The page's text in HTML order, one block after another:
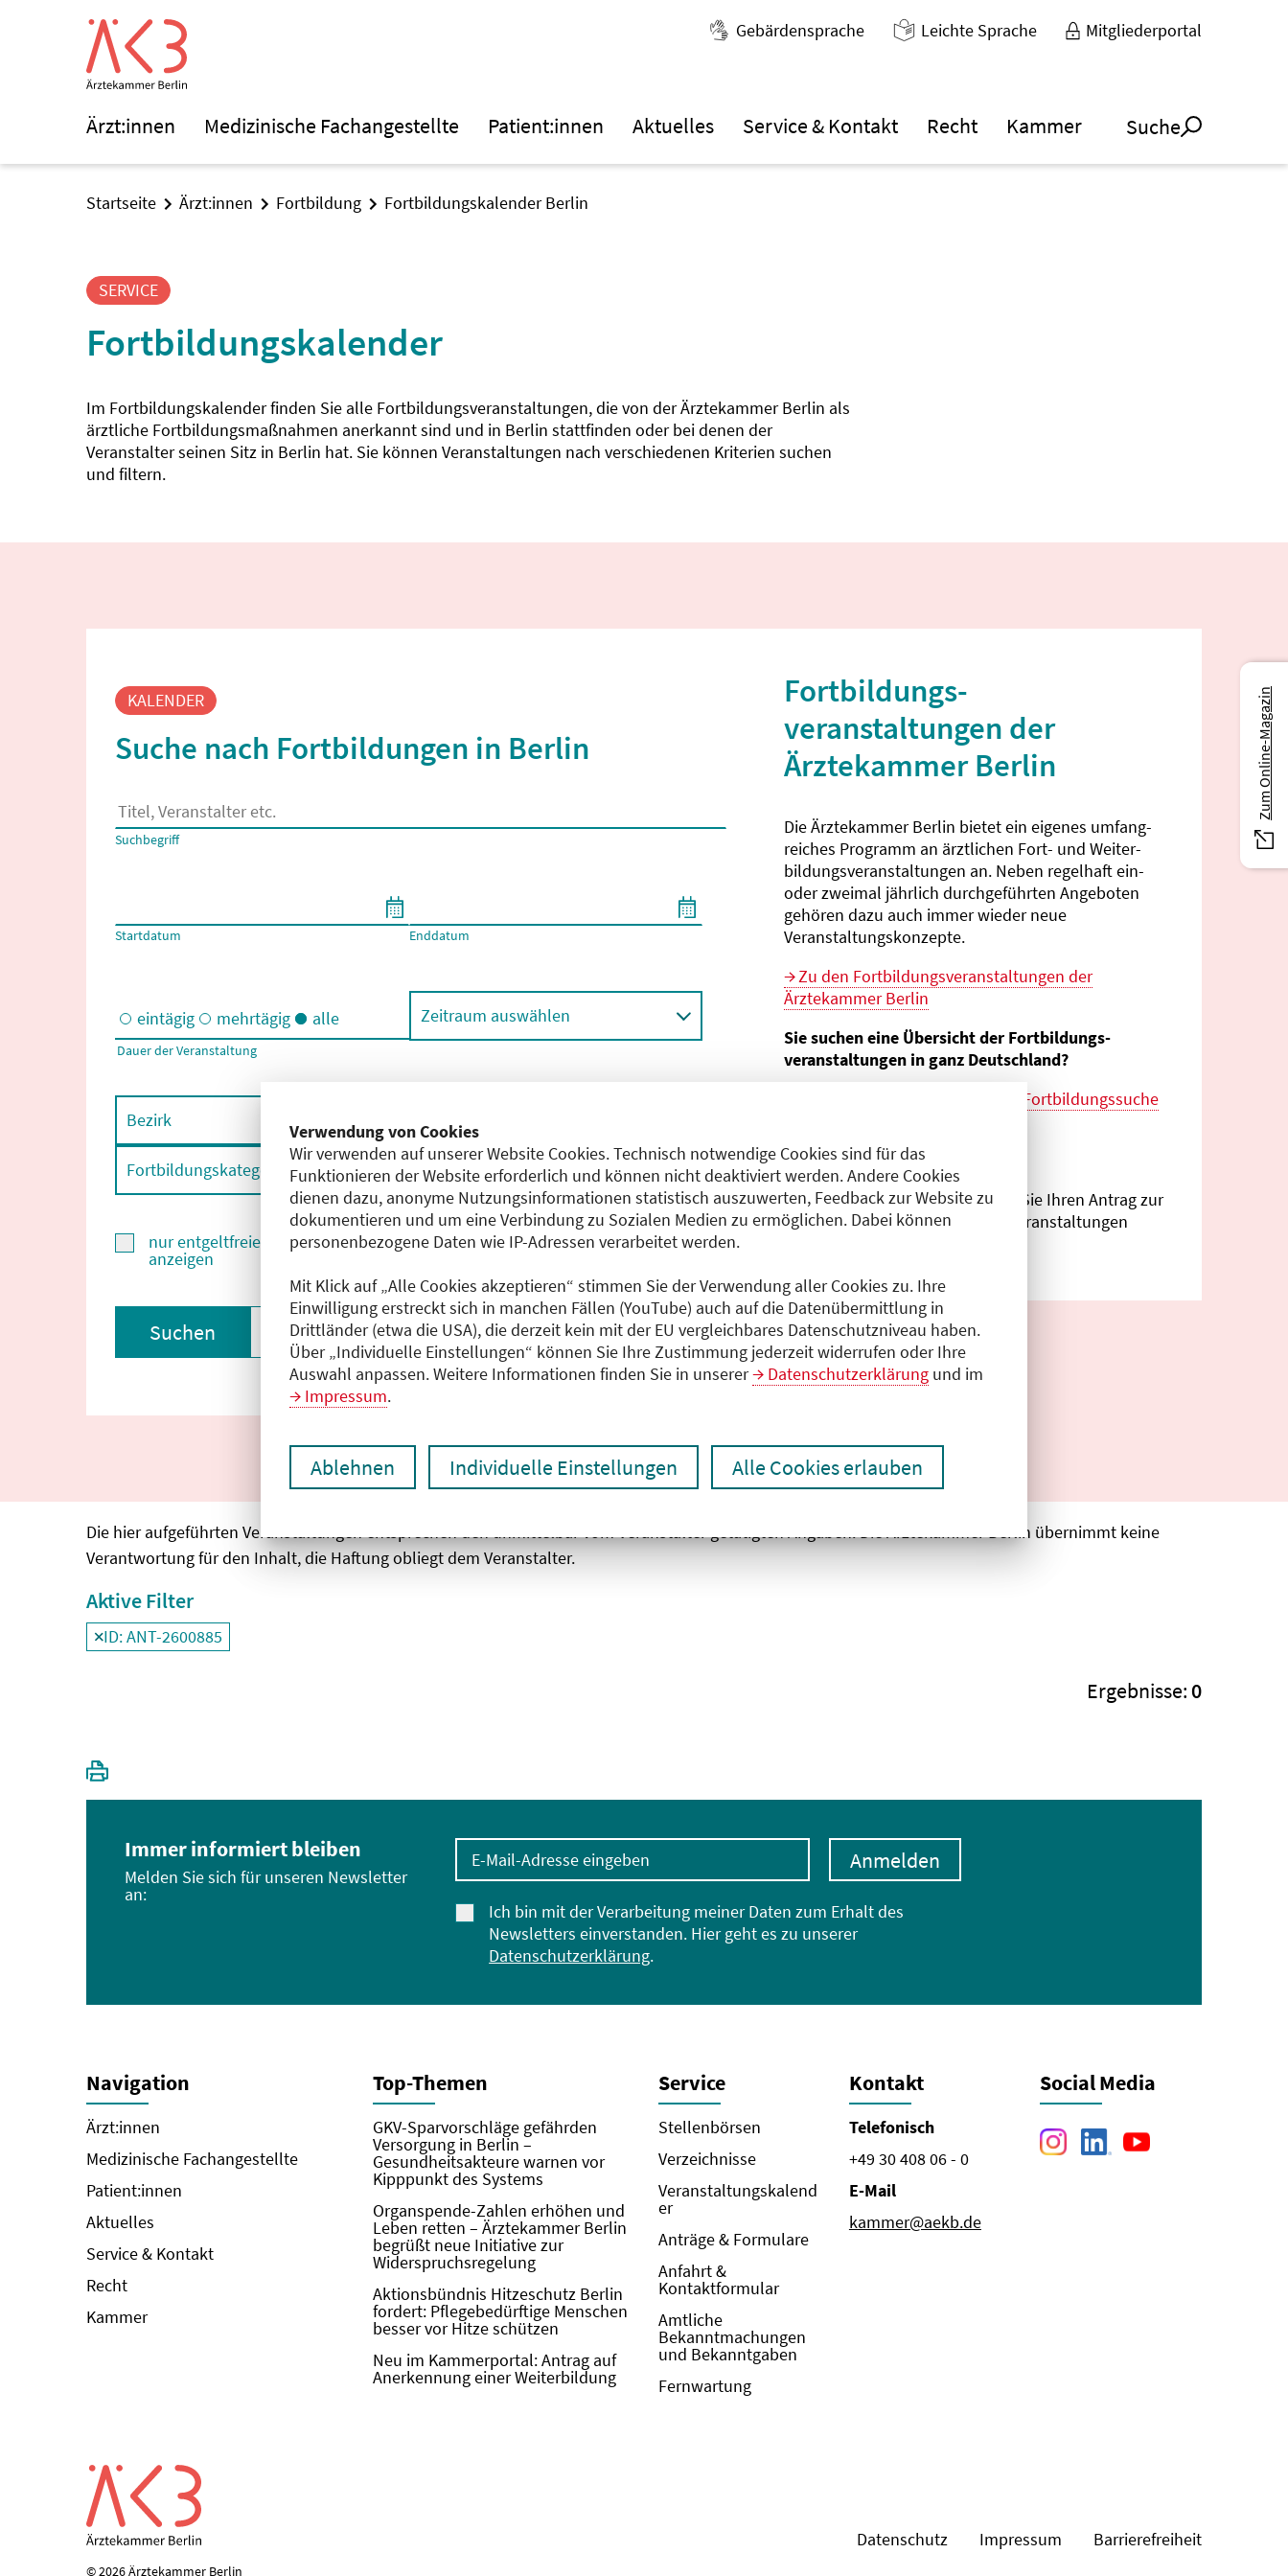
Verwendung von Cookies
Wir verwenden auf unserer Website Cookies. Technisch notwendige Cookies sind für das
Funktionieren der Website erforderlich und können nicht deaktiviert werden. Andere Cookies
dienen dazu, anonyme Nutzungsinformationen statistisch auszuwerten, Feedback zur Website zu
dokumentieren und um eine Verbindung zu Sozialen Medien zu ermöglichen. Dabei können
personenbezogene Daten wie IP-Adressen verarbeitet werden.
Mit Klick auf „Alle Cookies akzeptieren“ stimmen Sie der Verwendung aller Cookies zu. Ihre
Einwilligung erstreckt sich in manchen Fällen (YouTube) auch auf die Datenübermittlung in
Drittländer (etwa die USA), die derzeit kein mit der EU vergleichbares Datenschutzniveau haben.
Über „Individuelle Einstellungen“ können Sie Ihre Zustimmung jederzeit widerrufen oder Ihre
Auswahl anpassen. Weitere Informationen finden Sie in unserer
Datenschutzerklärung und im
Impressum.
Ablehnen Individuelle Einstellungen Alle Cookies erlauben
Gebärdensprache Leichte Sprache Mitgliederportal
Ärzt:innen Medizinische Fachangestellte Patient:innen Aktuelles Service & Kontakt Recht Kammer Suche
Startseite Ärzt:innen Fortbildung Fortbildungskalender Berlin
SERVICE
Fortbildungskalender
Im Fortbildungskalender finden Sie alle Fortbildungsveranstaltungen, die von der Ärztekammer Berlin als
ärztliche Fortbildungsmaßnahmen anerkannt sind und in Berlin stattfinden oder bei denen der
Veranstalter seinen Sitz in Berlin hat. Sie können Veranstaltungen nach verschiedenen Kriterien suchen
und filtern.
KALENDER
Suche nach Fortbildungen in Berlin
Es erscheinen Suchvorschläge, wenn mindestens 2 Zeichen eingegeben wurden.
Suchbegriff
Startdatum Enddatum
Eintägige und/oder mehrtägige Veranstaltungen
eintägig mehrtägig alle
Dauer der Veranstaltung
Zeitraum auswählen
Bezirk
Fortbildungskategorie Fachgebiet
nur entgeltfreie Fortbildungen
anzeigen
Suchen Filter zurücksetzen Ergebnisse drucken
Fortbildungs­
veranstaltungen der
Ärztekammer Berlin
Die Ärztekammer Berlin bietet ein eigenes umfang­
reiches Programm an ärztlichen Fort- und Weiter­
bildungs­veranstaltungen an. Neben regelhaft ein-
oder zweimal jährlich durch­geführten Angeboten
gehören dazu auch immer wieder neue
Veranstaltungs­konzepte.
Zu den Fortbildungs­veranstaltungen der
Ärztekammer Berlin
Sie suchen eine Übersicht der Fortbildungs­
veranstaltungen in ganz Deutschland?
bundes­weiten Fortbildungs­suche
Sie sind Veranstalter?
Im
CME-Antragsportalkönnen Sie Ihren Antrag zur
Anerkennung von Fortbildungs­veranstaltungen
Die hier aufgeführten Veranstaltungen entsprechen den unmittelbar vom Veranstalter getätigten Angaben. Die Ärztekammer Berlin übernimmt keine
Verantwortung für den Inhalt, die Haftung obliegt dem Veranstalter.
Aktive Filter
Filter
ID: ANT-2600885
deaktivieren und Suchergebnisse neu laden
Ergebnisse:0
Immer informiert bleiben
Melden Sie sich für unseren Newsletter
an:
E-Mail-Adresse eingeben
Ich bin mit der Verarbeitung meiner Daten zum Erhalt des
Newsletters einverstanden. Hier geht es zu unserer
Datenschutzerklärung.
Anmelden
Navigation
Ärzt:innen
Medizinische Fachangestellte
Patient:innen
Aktuelles
Service & Kontakt
Recht
Kammer
Top-Themen
GKV-Sparvorschläge gefährden
Versorgung in Berlin –
Gesundheitsakteure warnen vor
Kipppunkt des Systems
Organspende-Zahlen erhöhen und
Leben retten – Ärztekammer Berlin
begrüßt neue Initiative zur
Widerspruchsregelung
Aktionsbündnis Hitzeschutz Berlin
fordert: Pflegebedürftige Menschen
besser vor Hitze schützen
Neu im Kammerportal: Antrag auf
Anerkennung einer Weiterbildung
Service
Stellenbörsen
Verzeichnisse
Veranstaltungskalend
er
Anträge & Formulare
Anfahrt &
Kontaktformular
Amtliche
Bekanntmachungen
und Bekanntgaben
Fernwartung
Kontakt
Telefonisch
+49 30 408 06 - 0
E-Mail
kammer@aekb.de
Social Media
Datenschutz Impressum Barrierefreiheit
© 2026 Ärztekammer Berlin
Zum Online-Magazin